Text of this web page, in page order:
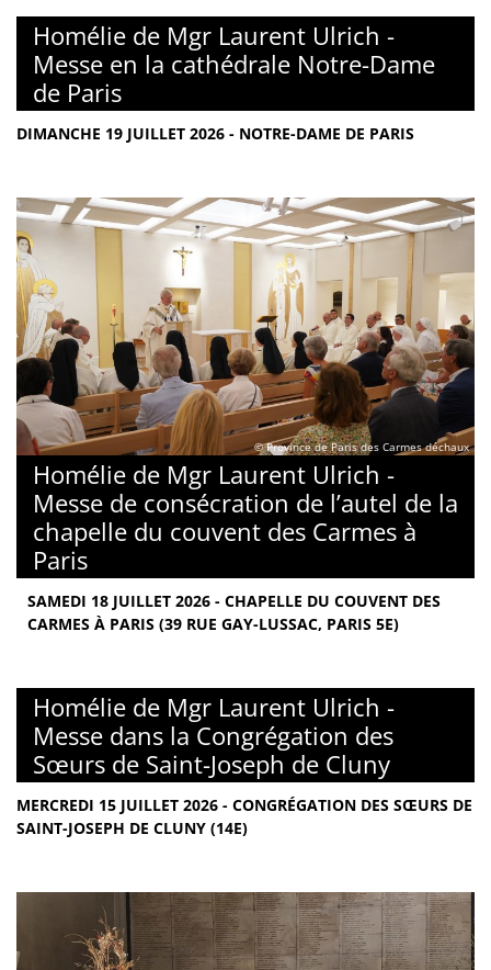
Homélie de Mgr Laurent Ulrich -
Messe en la cathédrale Notre-Dame
de Paris
DIMANCHE 19 JUILLET 2026 - NOTRE-DAME DE PARIS
© Province de Paris des Carmes déchaux
Homélie de Mgr Laurent Ulrich -
Messe de consécration de l’autel de la
chapelle du couvent des Carmes à
Paris
SAMEDI 18 JUILLET 2026 - CHAPELLE DU COUVENT DES
CARMES À PARIS (39 RUE GAY-LUSSAC, PARIS 5E)
Homélie de Mgr Laurent Ulrich -
Messe dans la Congrégation des
Sœurs de Saint-Joseph de Cluny
MERCREDI 15 JUILLET 2026 - CONGRÉGATION DES SŒURS DE
SAINT-JOSEPH DE CLUNY (14E)